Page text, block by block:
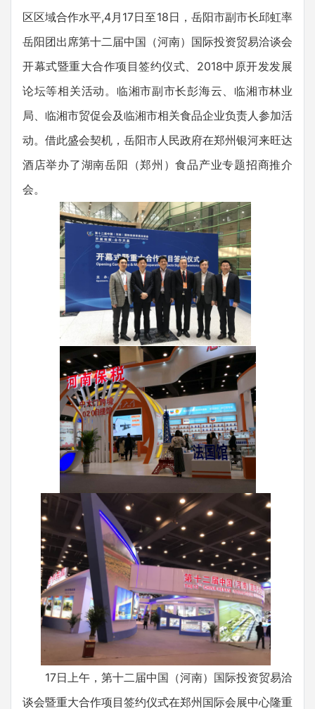
区区域合作水平,4月17日至18日，岳阳市副市长邱虹率
岳阳团出席第十二届中国（河南）国际投资贸易洽谈会
开幕式暨重大合作项目签约仪式、2018中原开发发展
论坛等相关活动。临湘市副市长彭海云、临湘市林业
局、临湘市贸促会及临湘市相关食品企业负责人参加活
动。借此盛会契机，岳阳市人民政府在郑州银河来旺达
酒店举办了湖南岳阳（郑州）食品产业专题招商推介
会。
17日上午，第十二届中国（河南）国际投资贸易洽
谈会暨重大合作项目签约仪式在郑州国际会展中心隆重